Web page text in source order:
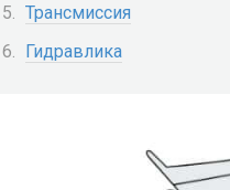
Трансмиссия
Гидравлика